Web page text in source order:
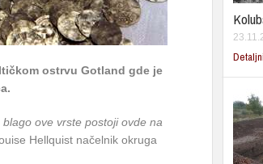
ostrvu Gotland gde je
ove vrste postoji ovde na
Hellquist načelnik okruga